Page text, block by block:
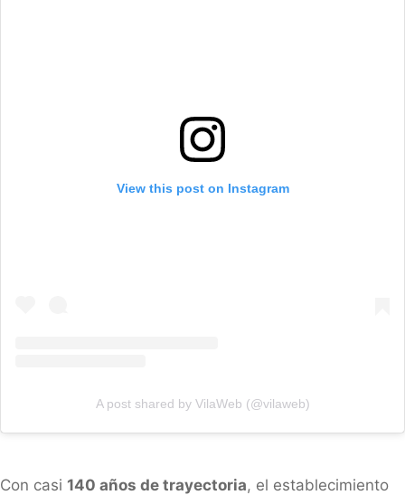
View this post on Instagram
A post shared by VilaWeb (@vilaweb)
Con casi 140 años de trayectoria, el establecimiento